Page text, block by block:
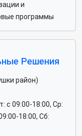
и
программы
Решения
район)
c 09:00-18:00, Ср:
18:00, Сб: